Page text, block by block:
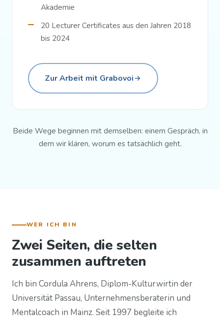
Akademie
20 Lecturer Certificates aus den Jahren 2018
bis 2024
Zur Arbeit mit Grabovoi
Beide Wege beginnen mit demselben: einem Gespräch, in
dem wir klären, worum es tatsächlich geht.
WER ICH BIN
Zwei Seiten, die selten
zusammen auftreten
Ich bin Cordula Ahrens, Diplom-Kulturwirtin der
Universität Passau, Unternehmensberaterin und
Mentalcoach in Mainz. Seit 1997 begleite ich